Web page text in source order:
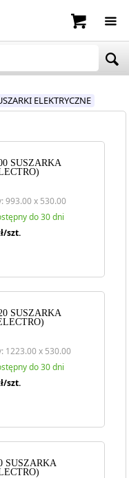
ELEKTRYCZNE
SUSZARKA
993.00 x 530.00
do 30 dni
szt.
SUSZARKA
1223.00 x 530.00
do 30 dni
szt.
SUSZARKA